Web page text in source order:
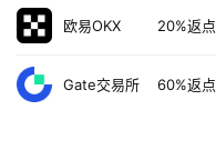
欧易OKX 20%返点
Gate交易所 60%返点